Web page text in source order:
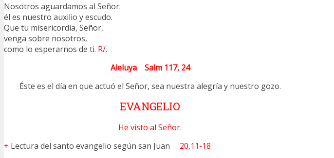
Nosotros aguardamos al Señor:
él es nuestro auxilio y escudo.
Que tu misericordia, Señor,
venga sobre nosotros,
como lo esperarnos de ti. R/.
Aleluya Salm 117, 24
Éste es el día en que actuó el Señor, sea nuestra alegría y nuestro gozo.
EVANGELIO
He visto al Señor.
+ Lectura del santo evangelio según san Juan 20,11-18